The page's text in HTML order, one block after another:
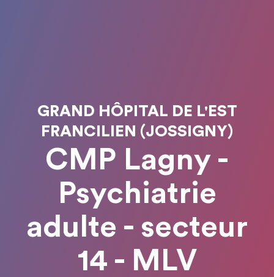
GRAND HÔPITAL DE L'EST
FRANCILIEN (JOSSIGNY)
CMP Lagny -
Psychiatrie
adulte - secteur
14 - MLV